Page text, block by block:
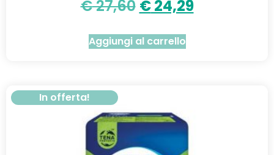
€27,60 €24,29
Aggiungi al carrello
In offerta!